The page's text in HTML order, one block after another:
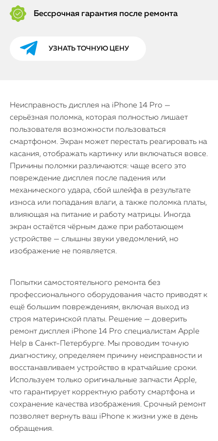
Бессрочная гарантия после ремонта
УЗНАТЬ ТОЧНУЮ ЦЕНУ
Неисправность дисплея на iPhone 14 Pro —
серьёзная поломка, которая полностью лишает
пользователя возможности пользоваться
смартфоном. Экран может перестать реагировать на
касания, отображать картинку или включаться вовсе.
Причины поломки различаются: чаще всего это
повреждение дисплея после падения или
механического удара, сбой шлейфа в результате
износа или попадания влаги, а также поломка платы,
влияющая на питание и работу матрицы. Иногда
экран остаётся чёрным даже при работающем
устройстве — слышны звуки уведомлений, но
изображение не появляется.
Попытки самостоятельного ремонта без
профессионального оборудования часто приводят к
ещё большим повреждениям, включая выход из
строя материнской платы. Решение — доверить
ремонт дисплея iPhone 14 Pro специалистам Apple
Help в Санкт-Петербурге. Мы проводим точную
диагностику, определяем причину неисправности и
восстанавливаем устройство в кратчайшие сроки.
Используем только оригинальные запчасти Apple,
что гарантирует корректную работу смартфона и
сохранение качества изображения. Срочный ремонт
позволяет вернуть ваш iPhone к жизни уже в день
обращения.